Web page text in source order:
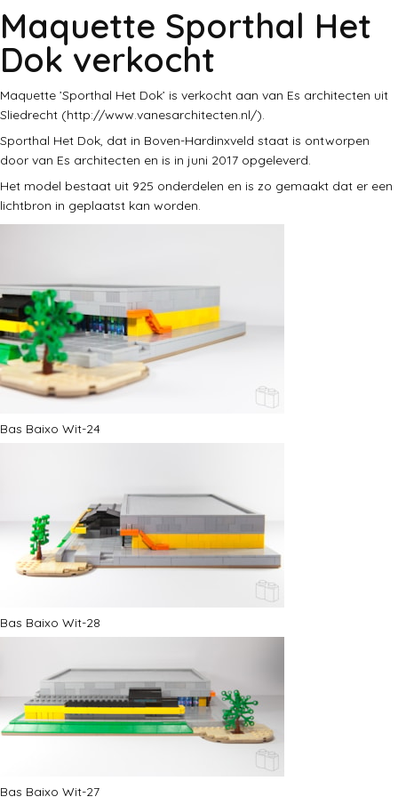
Maquette Sporthal Het
Dok verkocht
Maquette ’Sporthal Het Dok’ is verkocht aan van Es architecten uit
Sliedrecht (http://www.vanesarchitecten.nl/).
Sporthal Het Dok, dat in Boven-Hardinxveld staat is ontworpen
door van Es architecten en is in juni 2017 opgeleverd.
Het model bestaat uit 925 onderdelen en is zo gemaakt dat er een
lichtbron in geplaatst kan worden.
Bas Baixo Wit-24
Bas Baixo Wit-28
Bas Baixo Wit-27